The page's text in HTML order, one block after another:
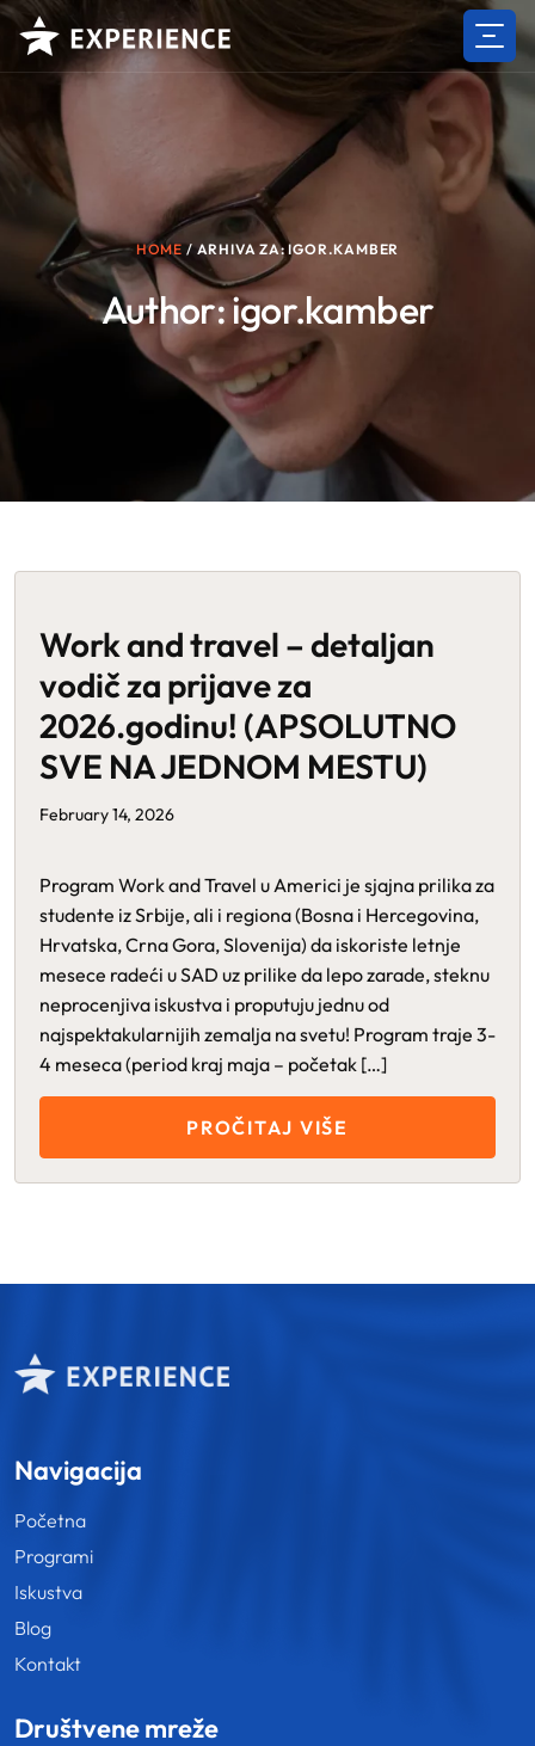
Skip
content
HOME/ARHIVA ZA: IGOR.KAMBER
Author:igor.kamber
Work and travel – detaljan
vodič za prijave za
2026.godinu! (APSOLUTNO
SVE NA JEDNOM MESTU)
February 14, 2026
Program Work and Travel u Americi je sjajna prilika za
studente iz Srbije, ali i regiona (Bosna i Hercegovina,
Hrvatska, Crna Gora, Slovenija) da iskoriste letnje
mesece radeći u SAD uz prilike da lepo zarade, steknu
neprocenjiva iskustva i proputuju jednu od
najspektakularnijih zemalja na svetu! Program traje 3-
4 meseca (period kraj maja – početak […]
PROČITAJ VIŠE
Navigacija
Početna
Programi
Iskustva
Blog
Kontakt
Društvene mreže